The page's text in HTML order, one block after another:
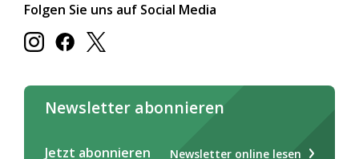
Folgen Sie uns auf Social Media
Newsletter abonnieren
Jetzt abonnieren Newsletter online lesen